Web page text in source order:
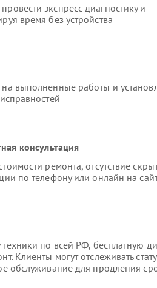
экспресс-диагностику и
время без устройства
на выполненные работы и
консультация
ремонта, отсутствие
по телефону или онлайн на
по всей РФ, бесплатную
Клиенты могут отслеживать
обслуживание для продления